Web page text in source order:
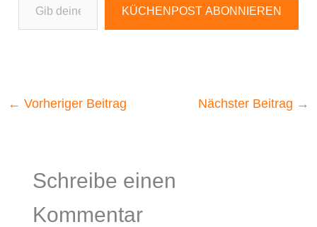
KÜCHENPOST ABONNIEREN
← Vorheriger Beitrag Nächster Beitrag →
Schreibe einen
Kommentar